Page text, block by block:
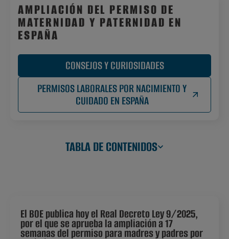
AMPLIACIÓN DEL PERMISO DE
MATERNIDAD Y PATERNIDAD EN
ESPAÑA
CONSEJOS Y CURIOSIDADES
PERMISOS LABORALES POR NACIMIENTO Y
CUIDADO EN ESPAÑA
TABLA DE CONTENIDOS
El BOE publica hoy el Real Decreto Ley 9/2025,
por el que se aprueba la ampliación a 17
semanas del permiso para madres y padres por